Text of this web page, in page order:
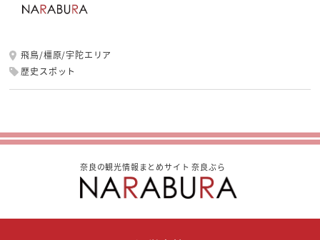
飛鳥/橿原/宇陀エリア
歴史スポット
奈良の観光情報まとめサイト 奈良ぶら